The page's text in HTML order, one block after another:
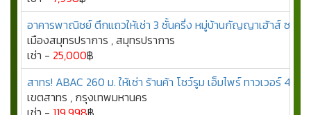
อาคารพาณิชย์ ตึกแถวให้เช่า 3 ชั้นครึ่ง หมู่บ้านกัญญาเฮ้าส์ ซอย
เมืองสมุทรปราการ , สมุทรปราการ
เช่า - 25,000฿
สาทร! ABAC 260 ม. ให้เช่า ร้านค้า โชว์รูม เอ็มไพร์ ทาวเวอร์ 450
เขตสาทร , กรุงเทพมหานคร